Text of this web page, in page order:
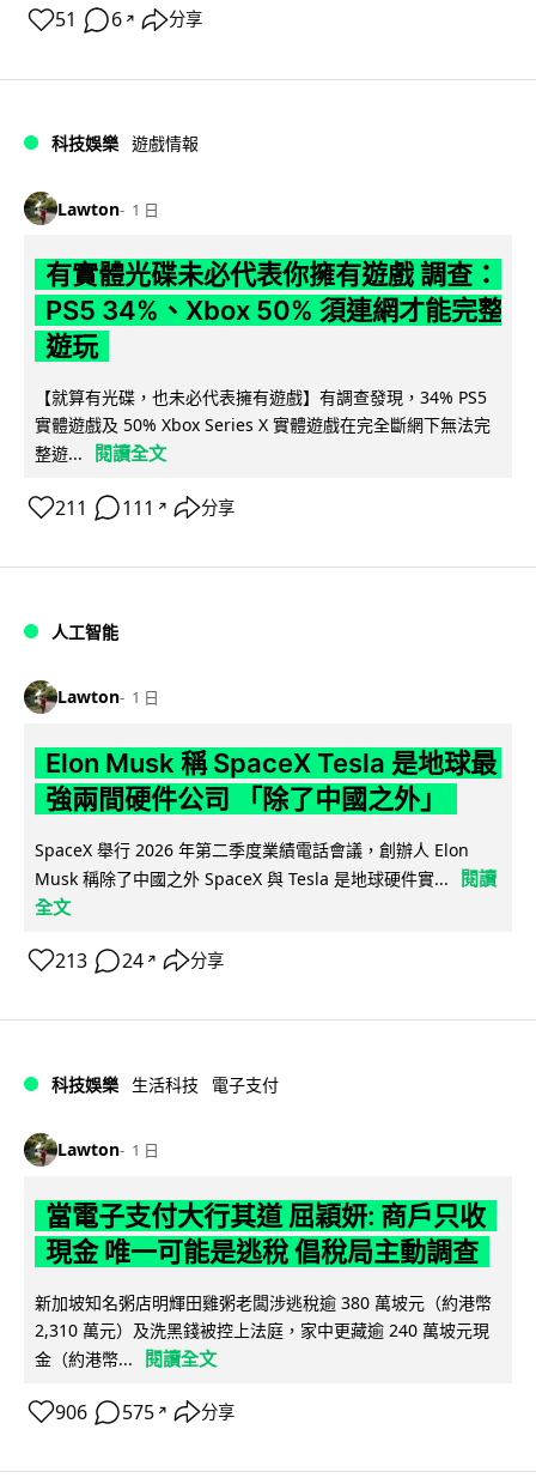
51 6 ↗ 分享
科技娛樂 遊戲情報
Lawton 1 日
有實體光碟未必代表你擁有遊戲 調查：
PS5 34%、Xbox 50% 須連網才能完整
遊玩
【就算有光碟，也未必代表擁有遊戲】有調查發現，34% PS5
實體遊戲及 50% Xbox Series X 實體遊戲在完全斷網下無法完
整遊...
閱讀全文
211 111 ↗ 分享
人工智能
Lawton 1 日
Elon Musk 稱 SpaceX Tesla 是地球最
強兩間硬件公司 「除了中國之外」
SpaceX 舉行 2026 年第二季度業績電話會議，創辦人 Elon
Musk 稱除了中國之外 SpaceX 與 Tesla 是地球硬件實...
閱讀
全文
213 24 ↗ 分享
科技娛樂 生活科技 電子支付
Lawton 1 日
當電子支付大行其道 屈穎妍: 商戶只收
現金 唯一可能是逃稅 倡稅局主動調查
新加坡知名粥店明輝田雞粥老闆涉逃稅逾 380 萬坡元（約港幣
2,310 萬元）及洗黑錢被控上法庭，家中更藏逾 240 萬坡元現
金（約港幣...
閱讀全文
906 575 ↗ 分享